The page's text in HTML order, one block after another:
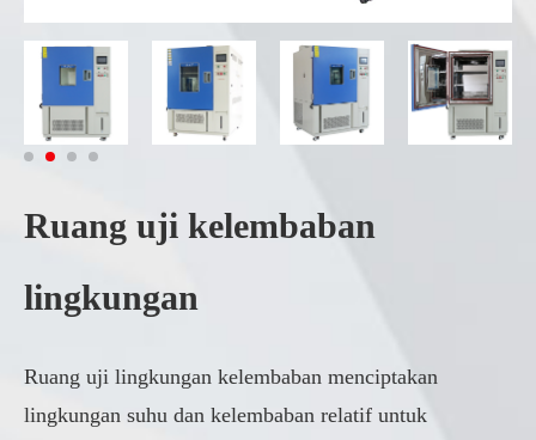
Ruang uji kelembaban
lingkungan
Ruang uji lingkungan kelembaban menciptakan
lingkungan suhu dan kelembaban relatif untuk